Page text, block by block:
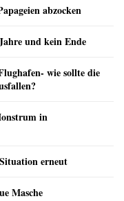
abzocken
und kein Ende
wie sollte die
in
erneut
Masche